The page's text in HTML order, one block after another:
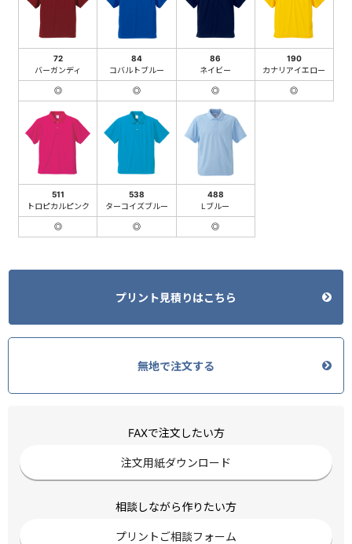
72
バーガンディ
◎
84
コバルトブルー
◎
86
ネイビー
◎
190
カナリアイエロー
◎
511
トロピカルピンク
◎
538
ターコイズブルー
◎
488
Lブルー
◎
プリント見積りはこちら
無地で注文する
FAXで注文したい方
注文用紙ダウンロード
相談しながら作りたい方
プリントご相談フォーム